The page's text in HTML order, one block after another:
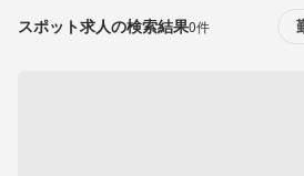
スポット求人の検索結果0件